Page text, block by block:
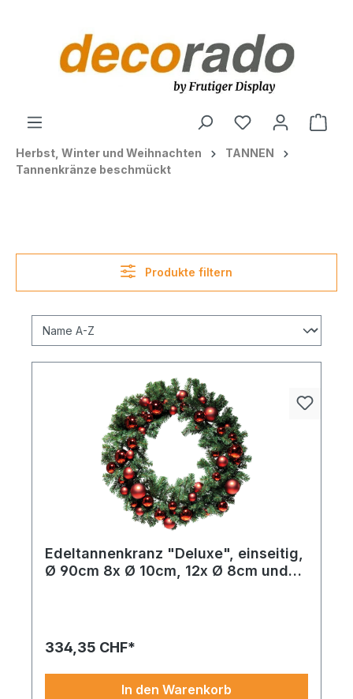
Herbst, Winter und Weihnachten
TANNEN
Tannenkränze beschmückt
Produkte filtern
Edeltannenkranz "Deluxe", einseitig,
Ø 90cm 8x Ø 10cm, 12x Ø 8cm und
entflammbar nach EN71-2
334,35 CHF*
In den Warenkorb